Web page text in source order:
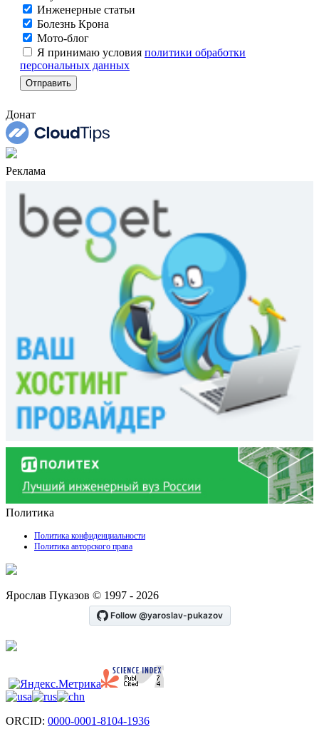
Инженерные статьи
Болезнь Крона
Мото-блог
Я принимаю условия политики обработки
персональных данных
Донат
Реклама
Политика
Политика конфиденциальности
Политика авторского права
Ярослав Пуказов © 1997 - 2026
ORCID: 0000-0001-8104-1936